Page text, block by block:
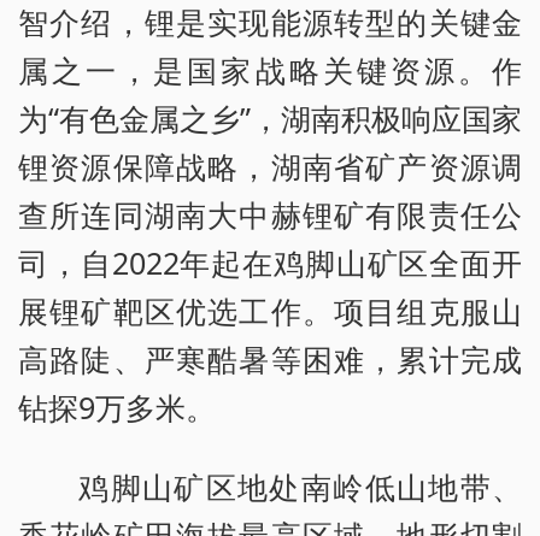
智介绍，锂是实现能源转型的关键金
属之一，是国家战略关键资源。作
为“有色金属之乡”，湖南积极响应国家
锂资源保障战略，湖南省矿产资源调
查所连同湖南大中赫锂矿有限责任公
司，自2022年起在鸡脚山矿区全面开
展锂矿靶区优选工作。项目组克服山
高路陡、严寒酷暑等困难，累计完成
钻探9万多米。
鸡脚山矿区地处南岭低山地带、